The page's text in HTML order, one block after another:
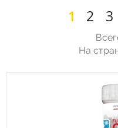
1 2 3
На